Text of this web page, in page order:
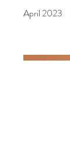
April 2023